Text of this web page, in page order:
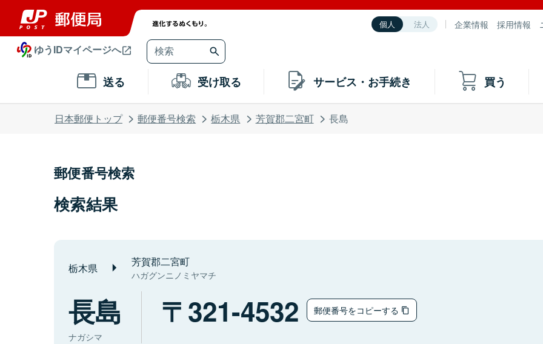
個人 法人 企業情報 採用情報
ゆうIDマイページへ
送る 受け取る サービス・お手続き 買う
日本郵便トップ 郵便番号検索 栃木県 芳賀郡二宮町 長島
郵便番号検索
検索結果
栃木県 芳賀郡二宮町
ハガグンニノミヤマチ
長島
ナガシマ
321-4532 郵便番号をコピーする